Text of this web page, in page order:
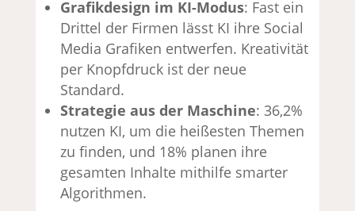
Grafikdesign im KI-Modus: Fast ein
Drittel der Firmen lässt KI ihre Social
Media Grafiken entwerfen. Kreativität
per Knopfdruck ist der neue
Standard.
Strategie aus der Maschine: 36,2%
nutzen KI, um die heißesten Themen
zu finden, und 18% planen ihre
gesamten Inhalte mithilfe smarter
Algorithmen.